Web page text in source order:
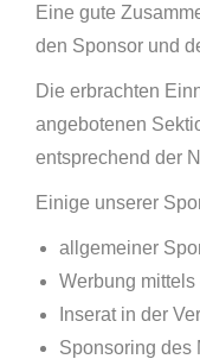
Eine gute
den Sponsor und
Die erbrachten
angebotenen
entsprechend der
Einige unserer
allgemeiner
Werbung
Inserat in der
Sponsoring des